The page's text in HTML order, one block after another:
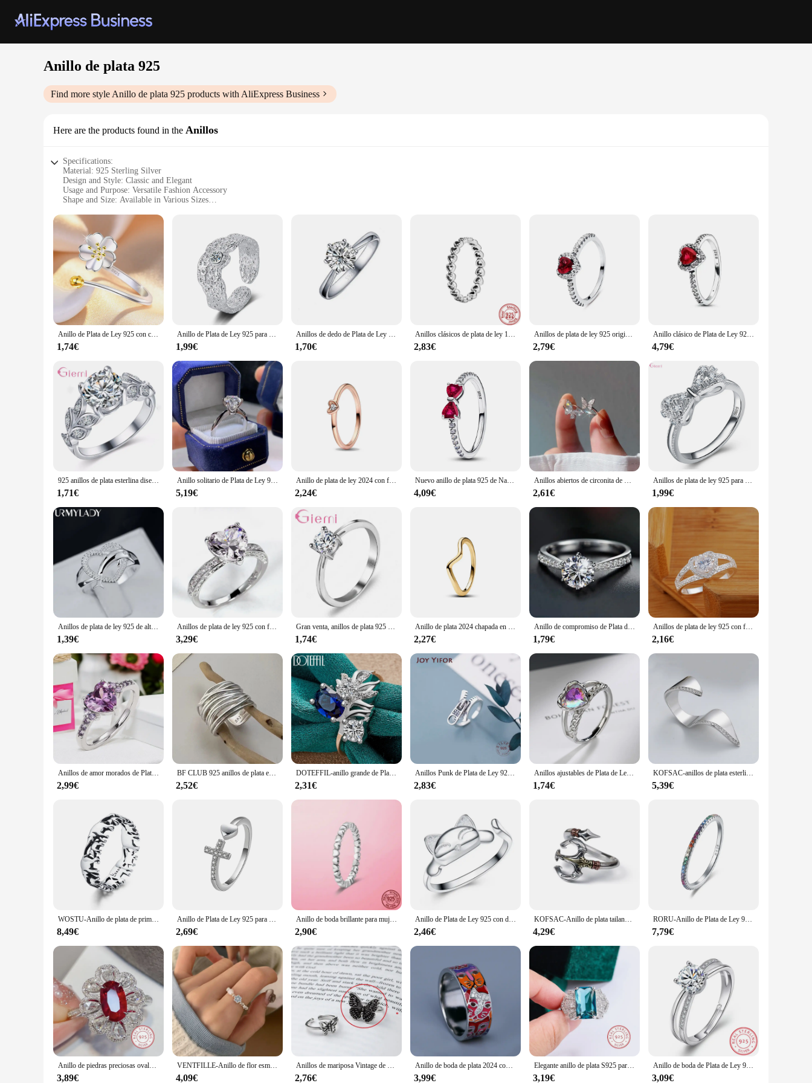
Anillo de plata 925
Find more style Anillo de plata 925 products with AliExpress Business
Here are the products found in the Anillos
Specifications:
Material: 925 Sterling Silver
Design and Style: Classic and Elegant
Usage and Purpose: Versatile Fashion Accessory
Shape and Size: Available in Various Sizes
Parts and Accessories: Comes with Certificate of Authenticity
Features:
**Elegant Craftsmanship and Durability**
Crafted from high-quality 925 sterling silver, this silver ring is not only a testament to timeless elegance but also boasts exceptional durability. The classic design ensures that it remains a versatile
fashion accessory suitable for various occasions, from casual outings to formal events. The ring's hypoallergenic nature makes it a safe choice for those with sensitive skin, while its tarnish-resistant
property ensures that it maintains its luster over time.
**Versatile and Stylish**
The Anillo de plata 925 is more than just a piece of jewelry; it's a statement of style. Available in a range of sizes, it caters to a diverse audience, ensuring that everyone can find the perfect fit.
Whether you're looking to add a touch of sophistication to your everyday look or searching for a thoughtful gift, this ring is an excellent choice. Its timeless design and quality craftsmanship make it a
versatile addition to any jewelry collection.
**Ideal for Gifting and Wholesale**
assurance to your purchase. Whether you're looking to treat yourself or searching for the perfect gift, this Anillo de plata 925 is a reliable choice. Its classic design and quality make it a treasured piece
that can be cherished for years to come.
Anillo de Plata de Ley 925 con circonita AAA para mujer, accesorio de joyería fina de alta calidad, ideal para regalo de fiesta y boda, novedad
1,74€
Anillo de Plata de Ley 925 para mujer, circonita brillante, ajustable, simplicidad, accesorios de joyería exquisitos, regalo de fiesta de boda
1,99€
Anillos de dedo de Plata de Ley 925 auténtica clásicos elegantes, joyería de circonitas cúbicas de cristal, 6 garras, Anillos de boda para mujer
1,70€
Anillos clásicos de plata de ley 100% 925 para mujer, corona de Tiara de princesa, corazón de amor brillante, anillos de Pantaro CZ, joyería de compromiso, aniversario
2,83€
Anillos de plata de ley 925 originales para mujer, cristales de corona de corazón de amor, sortija apilable de boda de compromiso de oro rosa, regalo de joyería
2,79€
Anillo clásico de Plata de Ley 925 con forma de corazón para mujer, joyería lujosa, regalos conmemorativos, superventas
4,79€
925 anillos de plata esterlina diseño de hoja de vid anillo de compromiso de circón cúbico moda para mujeres señoras regalos de joyería de boda
1,71€
Anillo solitario de Plata de Ley 925 auténtica para mujer, sortija de compromiso con circonita cúbica de 1 quilate, joyería nupcial para fiesta
5,19€
Anillo de plata de ley 2024 con forma de corazón, sortija elevada de color rojo, rosa, azul y blanco, regalo de vacaciones para enamorados, novedad de 925
2,24€
Nuevo anillo de plata 925 de Navidad, anillo de lazo brillante con circonita de corazón rosa, anillo Original DIY, joyería fina para mujer, regalos de Navidad para niña
4,09€
Anillos abiertos de circonita de mariposa de Plata de Ley 925 para mujer, accesorios de joyería fina de lujo para boda, venta al por mayor 2023
2,61€
Anillos de plata de ley 925 para mujer, con lazo, circonita cúbica, diamantes de imitación, joyería de compromiso de boda, a la moda
1,99€
Anillos de plata de ley 925 de alta calidad para mujer, joyería de amor fino con forma de corazón de delfines, regalos de pareja, joyería de boda para fiesta
1,39€
Anillos de plata de ley 925 con forma de corazón rosa para mujer, sortija de circonia cúbica brillante, accesorio sencillo y elegante para boda y fiesta
3,29€
Gran venta, anillos de plata 925 de diseño Simple para mujer, accesorios clásicos de compromiso de boda con piedra de circón cúbica transparente
1,74€
Anillo de plata 2024 chapada en oro para mujer, anillo de dedo de corazón brillante de doble banda, joyería fina, Pandora Original, 925
2,27€
Anillo de compromiso de Plata de Ley 925 para mujer, accesorio de joyería ajustable de circón para boda
1,79€
Anillos de plata de ley 925 con forma de corazón para mujer, joyería de compromiso de lujo, a la moda, de cristal romántico, para fiesta
2,16€
Anillos de amor morados de Plata de Ley 925 para mujer, joyería de moda para mujer, temperamento de fiesta de compromiso de boda, accesorios femeninos, regalo
2,99€
BF CLUB 925 anillos de plata esterlina para mujer moda geométrica hecha a mano líneas de interware irregulares anillo fiesta regalo de Navidad
2,52€
DOTEFFIL-anillo grande de Plata de Ley 925 para hombre y mujer, sortija de circonita azul AAA para boda, compromiso, fiesta, joyería
2,31€
Anillos Punk de Plata de Ley 925 con cremallera para mujer, anillo de dedo de tamaño ajustable, joyería de plata de ley de moda
2,83€
Anillos ajustables de Plata de Ley 925 con corazón de circón para mujer, joyería de compromiso de lujo, joyería de boda de calidad
1,74€
KOFSAC-anillos de plata esterlina 925 para mujer, joyería de mano exagerada, personalidad Irregular, accesorios de fiesta, regalo
5,39€
WOSTU-Anillo de plata de primera ley con forma de elefante para mujer, sortija, plata esterlina 100%, animales, familia, regalo, CQR344, 925
8,49€
Anillo de Plata de Ley 925 para mujer, sortija abierta con forma de corazón cruzado, joyería para boda y fiesta, regalo, 925
2,69€
Anillo de boda brillante para mujer, sortija de plata 925 con cuentas apilables de circonita cúbica para dedo, sortija de compromiso, regalo de joyería
2,90€
Anillo de Plata de Ley 925 con diseño de zorro para mujer, sortija, plata esterlina, fiesta, Animal
2,46€
KOFSAC-Anillo de plata tailandesa para hombre, joyería de Tridente, anillos de dedo índice de moda INS europeos y americanos
4,29€
RORU-Anillo de Plata de Ley 925 para mujer, Accesorio clásico, exquisito, turquesa, apilable, fino, bandas Eternity, regalos
7,79€
Anillo de piedras preciosas ovaladas rojas de lujo, Plata de Ley 925, gotas blancas, lleno de diamantes, circonita, joyería de fiesta de banquete de alta gama
3,89€
VENTFILLE-Anillo de flor esmaltada con perlas de Plata de Ley 925 para mujer, joyería, cadena de cuentas, elástico Irregular, dulce regalo, envío directo
4,09€
Anillos de mariposa Vintage de Plata de Ley 925, joyería fina hecha a mano, apertura desgastada Retro, diseño Simple, nuevo
2,76€
Anillo de boda de plata 2024 con cara de gato, sortija de epoxi hecha a mano, esmalte único, a la moda, novedad de 925
3,99€
Elegante anillo de plata S925 para mujer, anillo de circonita azul brillante de lujo, joyería de fiesta de moda, anillo de novia de boda, anillo de compromiso
3,19€
Anillo de boda de Plata de Ley 925 para mujer, sortija de apertura de lujo con circonita cruzada, regalo de San Valentín, S-R131
3,09€